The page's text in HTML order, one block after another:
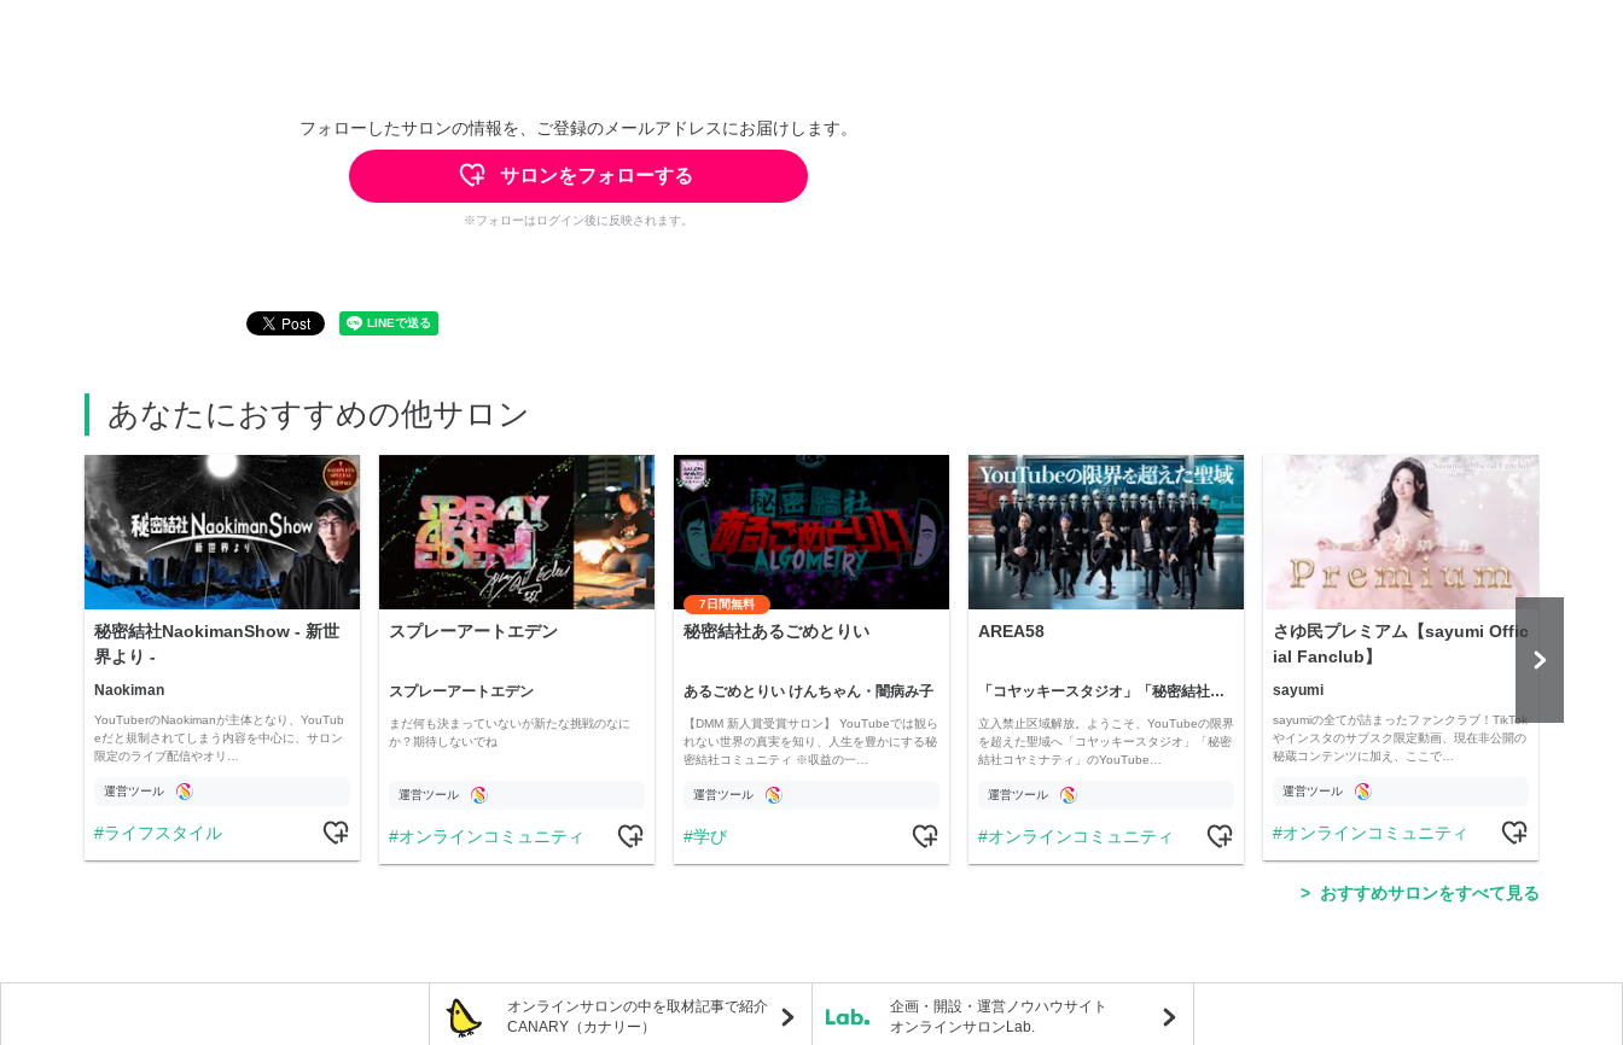
フォローしたサロンの情報を、ご登録のメールアドレスにお届けします。
サロンをフォローする
※フォローはログイン後に反映されます。
あなたにおすすめの他サロン
秘密結社NaokimanShow - 新世
界より -
Naokiman
YouTuberのNaokimanが主体となり、YouTub
eだと規制されてしまう内容を中心に、サロン
限定のライブ配信やオリ…
運営ツール
ライフスタイル
スプレーアートエデン
スプレーアートエデン
まだ何も決まっていないが新たな挑戦のなに
か？期待しないでね
運営ツール
オンラインコミュニティ
7日間無料
秘密結社あるごめとりい
あるごめとりい けんちゃん・闇病み子
【DMM 新人賞受賞サロン】 YouTubeでは観ら
れない世界の真実を知り、人生を豊かにする秘
密結社コミュニティ ※収益の一…
運営ツール
学び
AREA58
「コヤッキースタジオ」「秘密結社コヤミナティ」
立入禁止区域解放。ようこそ、YouTubeの限界
を超えた聖域へ「コヤッキースタジオ」「秘密
結社コヤミナティ」のYouTube…
運営ツール
オンラインコミュニティ
さゆ民プレミアム【sayumi Offic
ial Fanclub】
sayumi
sayumiの全てが詰まったファンクラブ！TikTok
やインスタのサブスク限定動画、現在非公開の
秘蔵コンテンツに加え、ここで…
運営ツール
オンラインコミュニティ
おすすめサロンをすべて見る
オンラインサロンの中を取材記事で紹介
CANARY（カナリー）
企画・開設・運営ノウハウサイト
オンラインサロンLab.